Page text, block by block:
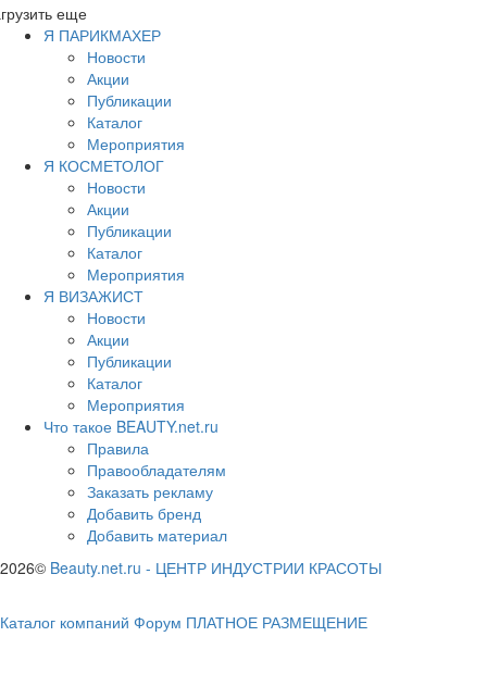
еще
Я ПАРИКМАХЕР
Новости
Акции
Публикации
Каталог
Мероприятия
Я КОСМЕТОЛОГ
Новости
Акции
Публикации
Каталог
Мероприятия
Я ВИЗАЖИСТ
Новости
Акции
Публикации
Каталог
Мероприятия
Что такое BEAUTY.net.ru
Правила
Правообладателям
Заказать рекламу
Добавить бренд
Добавить материал
2026© Beauty.net.ru - ЦЕНТР ИНДУСТРИИ КРАСОТЫ
Каталог компаний Форум ПЛАТНОЕ РАЗМЕЩЕНИЕ